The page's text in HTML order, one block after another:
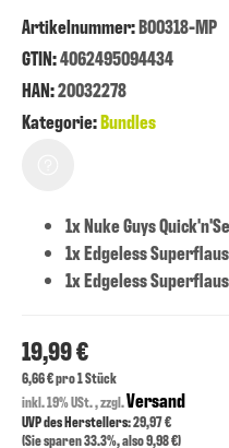
Artikelnummer:B00318-MP
GTIN:4062495094434
HAN:20032278
Kategorie:Bundles
1x Nuke Guys
1x Edgeless
1x Edgeless
19,99 €
6,66 € pro 1 Stück
inkl. 19% USt. , zzgl.Versand
UVP des Herstellers: 29,97 €
(Sie sparen33.3%, also9,98 €)